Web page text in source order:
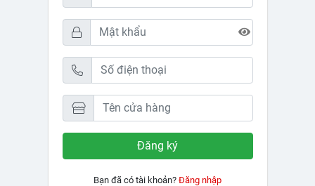
Bạn đã có tài khoản? Đăng nhập